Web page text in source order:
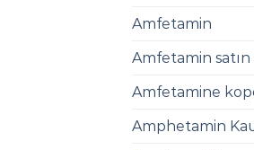
Amfetamin
Amfetamin satın
Amfetamine
Amphetamin